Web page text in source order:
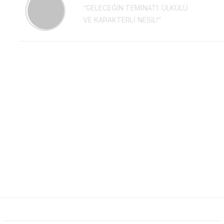
“GELECEĞİN TEMİNATI: ÜLKÜLÜ
VE KARAKTERLİ NESİL!”